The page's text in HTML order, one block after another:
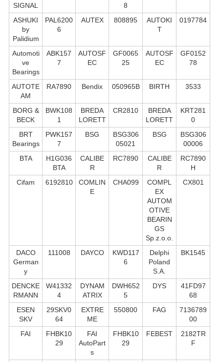
SIGNAL
8
ASHUKI
by
Palidium
PAL6200
6
AUTEX 808895
AUTOKI
T
0197784
Automoti
ve
Bearings
ABK157
7
AUTOSF
EC
GF0065
25
AUTOSF
EC
GF0152
78
AUTOTE
AM
RA7890 Bendix 050965B BIRTH 3533
BORG &
BECK
BWK108
1
BREDA
LORETT
CR2810
BREDA
LORETT
KRT281
0
BRT
Bearings
PWK157
7
BSG
BSG306
05021
BSG
BSG306
00006
BTA
H1G036
BTA
CALIBE
R
RC7890
CALIBE
R
RC7890
H
Cifam
6192810
COMLIN
E
CHA099
COMPL
EX
AUTOM
OTIVE
BEARIN
GS
Sp.z.o.o.
CX801
DACO
German
y
111008 DAYCO
KWD117
6
Delphi
Poland
S.А.
BK1545
DENCKE
RMANN
W41332
4
DYNAM
ATRIX
DWH652
5
DYS
41FD97
68
ESEN
SKV
29SKV0
64
EXTRE
ME
550800 FAG
7136789
00
FAI
FHBK10
29
FAI
AutoPart
s
FHBK10
29
FEBEST
2182TR
F